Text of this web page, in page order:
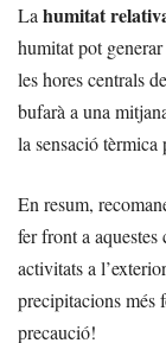
Lahumitat
humitat pot
les hores centrals
bufarà a una
la sensació
En resum,
fer front a
activitats a
precipitacions més
precaució!